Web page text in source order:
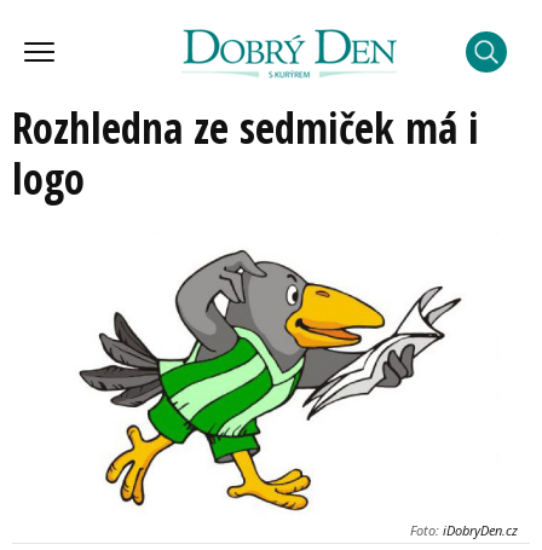
Rozhledna ze sedmiček má i
logo
Foto: iDobryDen.cz